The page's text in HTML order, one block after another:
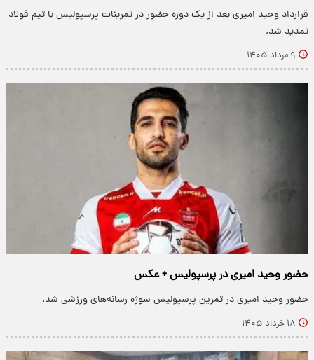
قرارداد وحید امیری بعد از یک دوره حضور در تمرینات پرسپولیس با تیم فولاد
تمدید شد.
۹ مرداد ۱۴۰۵
حضور وحید امیری در پرسپولیس + عکس
حضور وحید امیری در تمرین پرسپولیس سوژه رسانه‌های ورزشی شد.
۱۸ خرداد ۱۴۰۵